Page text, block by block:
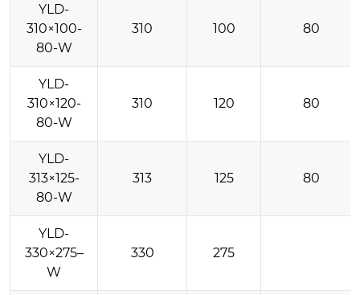
YLD-
310×100-
80-W
310 100 80
YLD-
310×120-
80-W
310 120 80
YLD-
313×125-
80-W
313 125 80
YLD-
330×275–
W
330 275